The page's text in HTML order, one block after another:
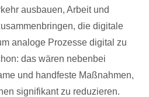
ausbauen, Arbeit und
die digitale
analoge Prozesse digital zu
das wären nebenbei
und handfeste Maßnahmen,
signifikant zu reduzieren.